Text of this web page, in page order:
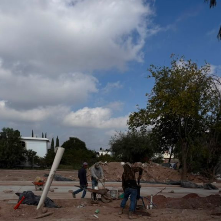
de los eventos de mayor relevancia y afluencia en
o que permitirá fortalecer la promoción turística y cultural
Por último, la presidenta concejal invitó a las y los
asistentes a visitar el stand de Villa de Pozos y conocer
la oferta que tiene el municipio, entre la que destacan su
gastronomía y sus tradiciones, como la emblemática
Procesión de los Cristos, una de las celebraciones que
forman parte de su identidad cultural.